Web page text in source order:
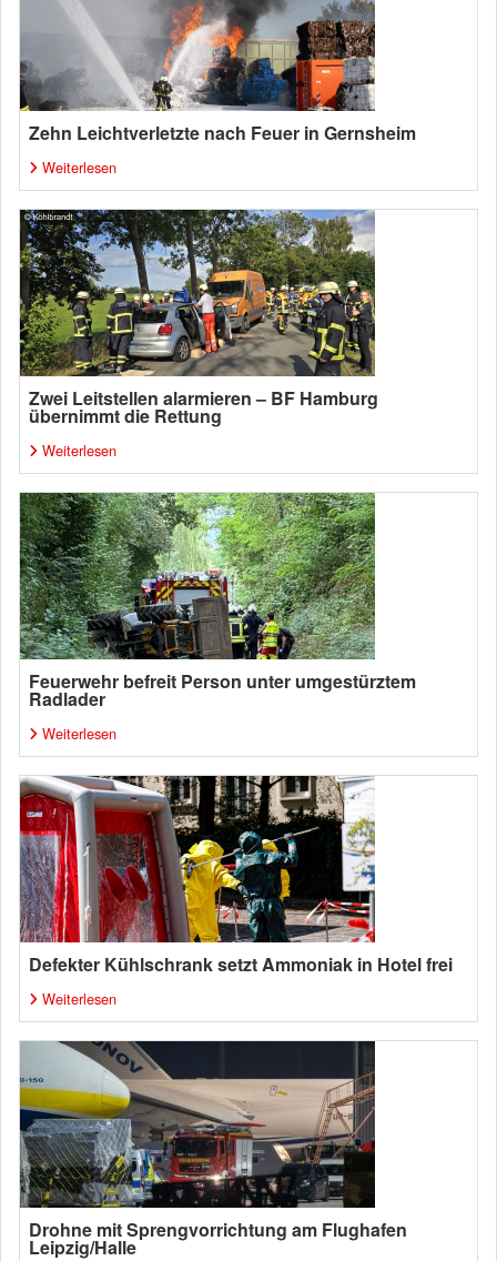
Zehn Leichtverletzte nach Feuer in Gernsheim
Weiterlesen
Zwei Leitstellen alarmieren – BF Hamburg
übernimmt die Rettung
Weiterlesen
Feuerwehr befreit Person unter umgestürztem
Radlader
Weiterlesen
Defekter Kühlschrank setzt Ammoniak in Hotel frei
Weiterlesen
Drohne mit Sprengvorrichtung am Flughafen
Leipzig/Halle